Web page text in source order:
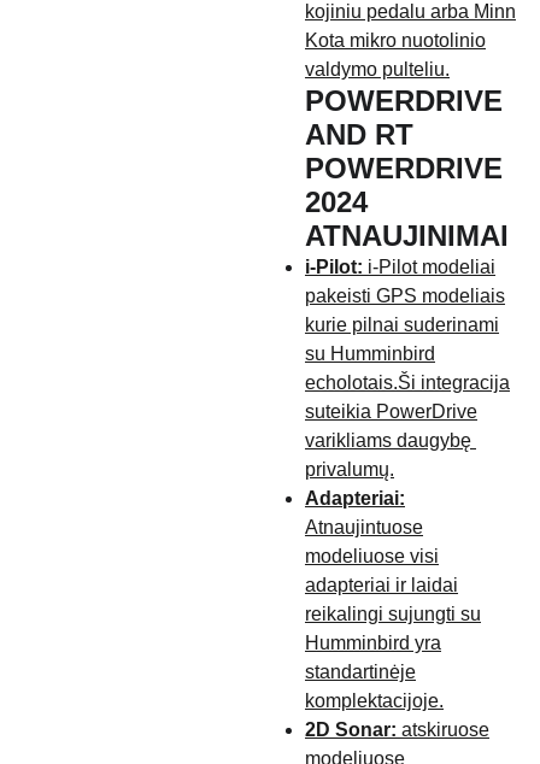
kojiniu pedalu arba Minn
Kota mikro nuotolinio
valdymo pulteliu.
POWERDRIVE
AND RT
POWERDRIVE
2024
ATNAUJINIMAI
i-Pilot: i-Pilot modeliai
pakeisti GPS modeliais
kurie pilnai suderinami
su Humminbird
echolotais.Ši integracija
suteikia PowerDrive
varikliams daugybę
privalumų.
Adapteriai:
Atnaujintuose
modeliuose visi
adapteriai ir laidai
reikalingi sujungti su
Humminbird yra
standartinėje
komplektacijoje.
2D Sonar: atskiruose
modeliuose